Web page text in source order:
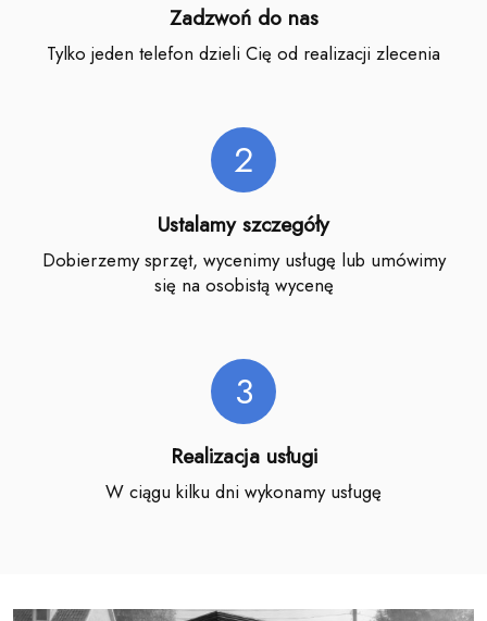
Zadzwoń do nas
Tylko jeden telefon dzieli Cię od realizacji zlecenia
2
Ustalamy szczegóły
Dobierzemy sprzęt, wycenimy usługę lub umówimy
się na osobistą wycenę
3
Realizacja usługi
W ciągu kilku dni wykonamy usługę